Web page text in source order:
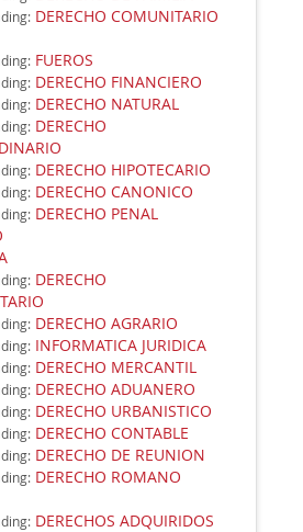
: DERECHO COMUNITARIO
: FUEROS
: DERECHO FINANCIERO
: DERECHO NATURAL
: DERECHO
: DERECHO HIPOTECARIO
: DERECHO CANONICO
: DERECHO PENAL
: DERECHO
: DERECHO AGRARIO
: INFORMATICA JURIDICA
: DERECHO MERCANTIL
: DERECHO ADUANERO
: DERECHO URBANISTICO
: DERECHO CONTABLE
: DERECHO DE REUNION
: DERECHO ROMANO
: DERECHOS ADQUIRIDOS